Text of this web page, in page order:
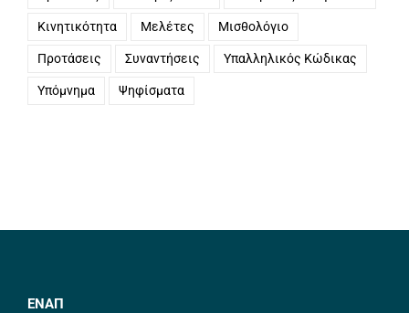
Εγκύκλιος Εκλογές ΕΝΑΠ Επιτροπές Αποφοίτων
Κινητικότητα Μελέτες Μισθολόγιο
Προτάσεις Συναντήσεις